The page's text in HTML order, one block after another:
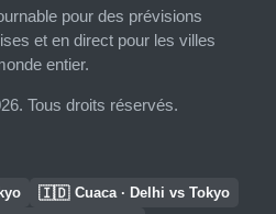
pour des prévisions
et en direct pour les villes
entier.
Tous droits réservés.
🇮🇩 Cuaca · Delhi vs Tokyo